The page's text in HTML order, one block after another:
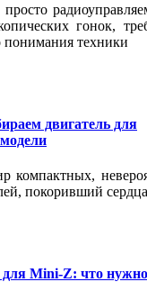
гонок,
понимания техники
двигатель для
компактных,
покоривший
Mini-Z: что